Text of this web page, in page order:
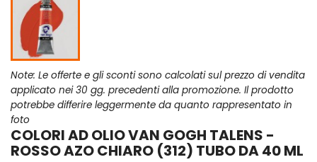
Note: Le offerte e gli sconti sono calcolati sul prezzo di vendita
applicato nei 30 gg. precedenti alla promozione. Il prodotto
potrebbe differire leggermente da quanto rappresentato in
foto
COLORI AD OLIO VAN GOGH TALENS -
ROSSO AZO CHIARO (312) TUBO DA 40 ML